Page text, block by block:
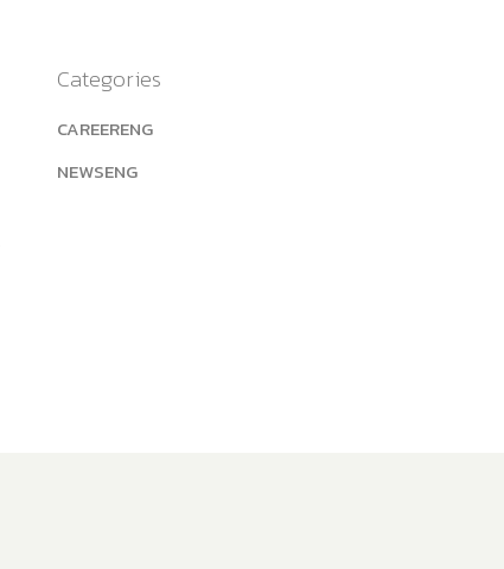
Categories
CAREERENG
NEWSENG